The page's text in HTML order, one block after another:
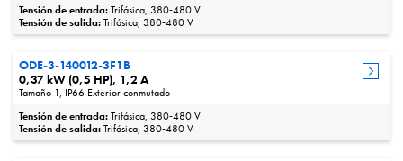
Tensión de entrada:Trifásica, 380‑480 V
Tensión de salida:Trifásica, 380‑480 V
ODE-3-140012-3F1B
0,37 kW (0,5 HP), 1,2 A
Tamaño 1, IP66 Exterior conmutado
Tensión de entrada:Trifásica, 380‑480 V
Tensión de salida:Trifásica, 380‑480 V